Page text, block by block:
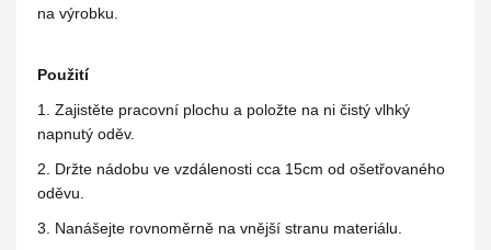
na výrobku.
Použití
1. Zajistěte pracovní plochu a položte na ni čistý vlhký
napnutý oděv.
2. Držte nádobu ve vzdálenosti cca 15cm od ošetřovaného
oděvu.
3. Nanášejte rovnoměrně na vnější stranu materiálu.